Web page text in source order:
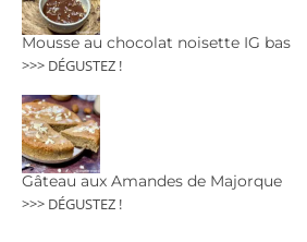
Mousse au chocolat noisette IG bas
>>> DÉGUSTEZ !
Gâteau aux Amandes de Majorque
>>> DÉGUSTEZ !